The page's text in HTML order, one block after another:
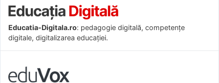
Educatia-Digitala.ro: pedagogie digitală, competențe
digitale, digitalizarea educației.